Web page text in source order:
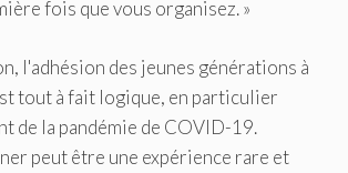
fois que vous organisez. »
l'adhésion des jeunes générations à
tout à fait logique, en particulier
de la pandémie de COVID-19.
peut être une expérience rare et